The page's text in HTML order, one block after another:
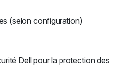
(selon configuration)
Dell pour la protection des